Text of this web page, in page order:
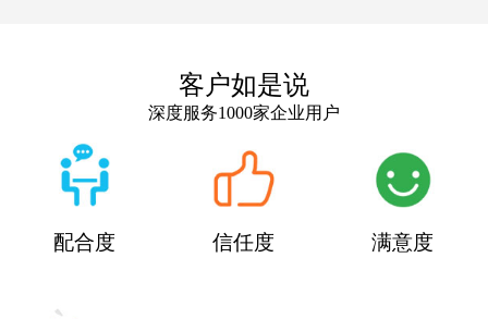
客户如是说
深度服务1000家企业用户
配合度 信任度 满意度